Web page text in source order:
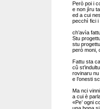
Però poi i
e non jìru
ed a cui
pecchì fici i
ch’avìa
Stu
stu
però moni,
Fattu sta
cû
rovinaru nu
e l’onesti
Ma nci
a cui è
«Pe’ ogni